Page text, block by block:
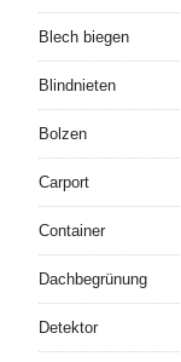
Blech biegen
Blindnieten
Bolzen
Carport
Container
Dachbegrünung
Detektor